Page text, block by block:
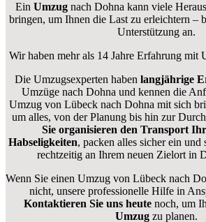
Ein Umzug nach Dohna kann viele
bringen, um Ihnen die Last zu erleichtern –
Unterstützung an.
Wir haben mehr als 14 Jahre Erfahrung mit
Die Umzugsexperten haben langjährige
Umzüge nach Dohna und kennen die
Umzug von Lübeck nach Dohna mit sich
um alles, von der Planung bis hin zur
Sie organisieren den Transport
Habseligkeiten, packen alles sicher ein und
rechtzeitig an Ihrem neuen Zielort in
Wenn Sie einen Umzug von Lübeck nach
nicht, unsere professionelle Hilfe in
Kontaktieren Sie uns heute noch, um
Umzug zu planen.